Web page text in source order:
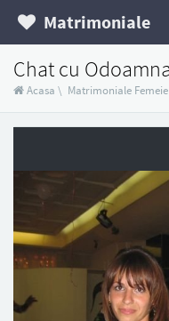
Matrimoniale
Chat cu Odoamna
Acasa \ Matrimoniale